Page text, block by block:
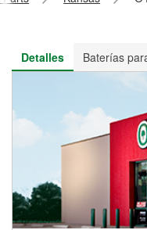
Detalles
Baterías